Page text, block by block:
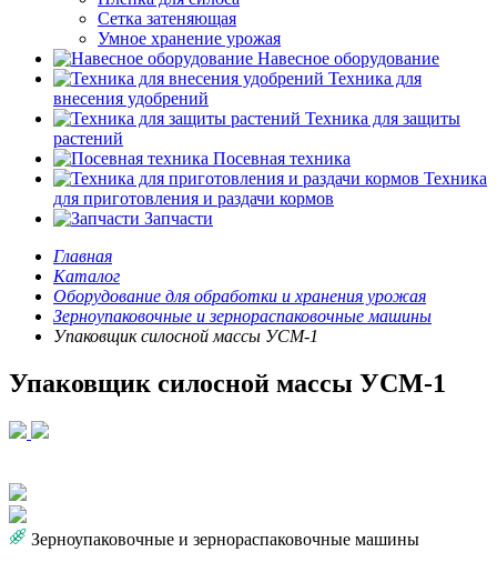
Сетка затеняющая
Умное хранение урожая
Навесное оборудование
Техника для
внесения удобрений
Техника для защиты
растений
Посевная техника
Техника
для приготовления и раздачи кормов
Запчасти
Главная
Каталог
Оборудование для обработки и хранения урожая
Зерноупаковочные и зернораспаковочные машины
Упаковщик силосной массы УСМ-1
Упаковщик силосной массы УСМ-1
Зерноупаковочные и зернораспаковочные машины